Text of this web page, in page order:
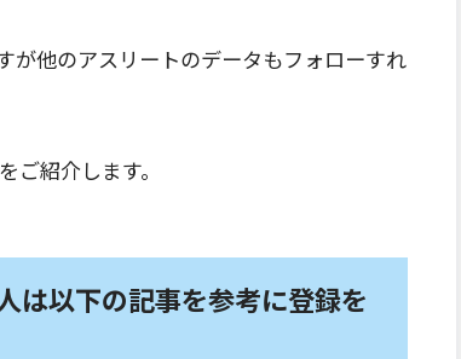
他のアスリートのデータもフォローすれ
紹介します。
以下の記事を参考に登録を